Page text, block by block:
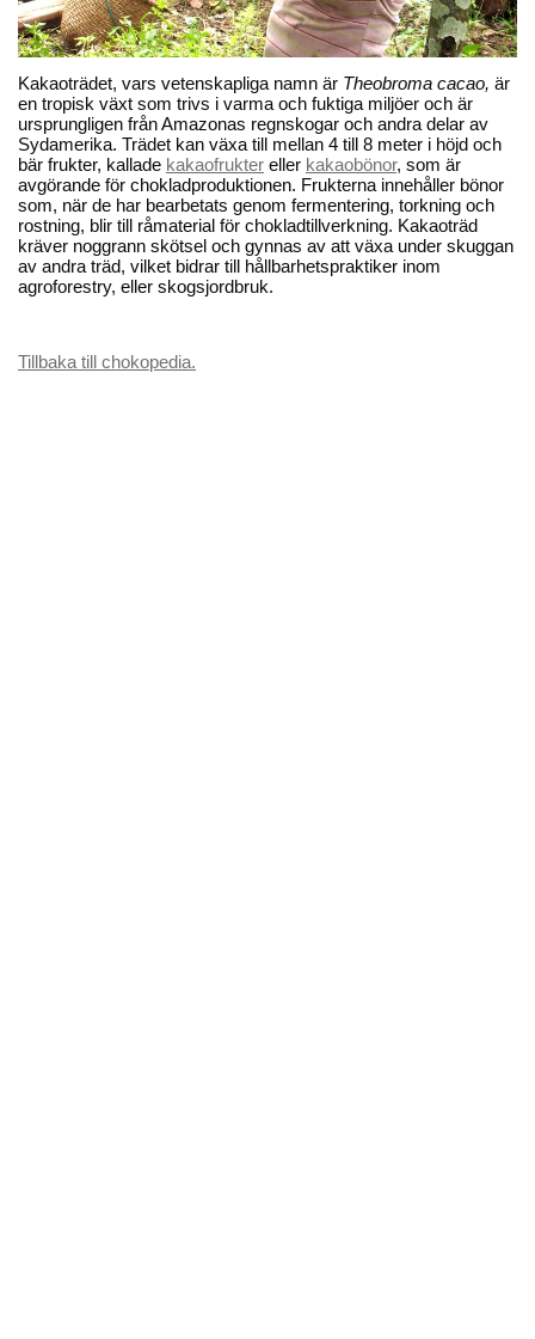
Kakaoträdet, vars vetenskapliga namn är Theobroma cacao, är
en tropisk växt som trivs i varma och fuktiga miljöer och är
ursprungligen från Amazonas regnskogar och andra delar av
Sydamerika. Trädet kan växa till mellan 4 till 8 meter i höjd och
bär frukter, kallade kakaofrukter eller kakaobönor, som är
avgörande för chokladproduktionen. Frukterna innehåller bönor
som, när de har bearbetats genom fermentering, torkning och
rostning, blir till råmaterial för chokladtillverkning. Kakaoträd
kräver noggrann skötsel och gynnas av att växa under skuggan
av andra träd, vilket bidrar till hållbarhetspraktiker inom
agroforestry, eller skogsjordbruk.
Tillbaka till chokopedia.